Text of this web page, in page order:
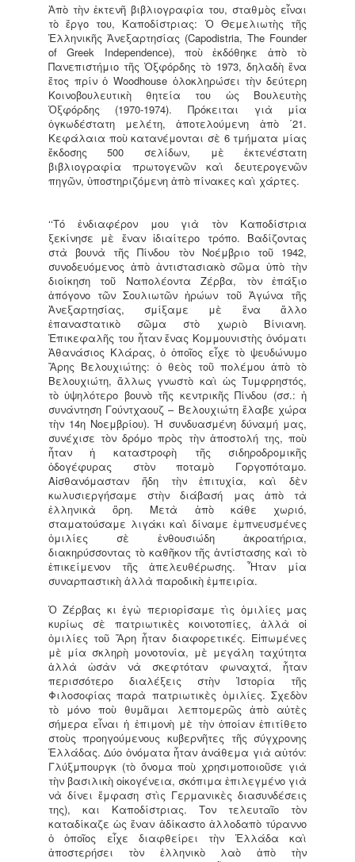
Ἀπὸ τὴν ἐκτενῆ βιβλιογραφία του, σταθμὸς εἶναι
τὸ ἔργο του, Καποδίστριας: Ὁ Θεμελιωτὴς τῆς
Ἑλληνικῆς Ἀνεξαρτησίας (Capodistria, The Founder
of Greek Independence), ποὺ ἐκδόθηκε ἀπὸ τὸ
Πανεπιστήμιο τῆς Ὀξφόρδης τὸ 1973, δηλαδὴ ἕνα
ἔτος πρίν ὁ Woodhouse ὁλοκληρώσει τὴν δεύτερη
Κοινοβουλευτικὴ θητεία του ὡς Βουλευτὴς
Ὀξφόρδης (1970-1974). Πρόκειται γιὰ μία
ὀγκωδέστατη μελέτη, ἀποτελούμενη ἀπὸ ΄21.
Κεφάλαια ποὺ κατανέμονται σὲ 6 τμήματα μίας
ἔκδοσης 500 σελίδων, μὲ ἐκτενέστατη
βιβλιογραφία πρωτογενῶν καὶ δευτερογενῶν
πηγῶν, ὑποστηριζόμενη ἀπὸ πίνακες καὶ χάρτες.
‘‘Tό ἐνδιαφέρον μου γιὰ τὸν Καποδίστρια
ξεκίνησε μὲ ἕναν ἰδιαίτερο τρόπο. Βαδίζοντας
στὰ βουνὰ τῆς Πίνδου τὸν Νοέμβριο τοῦ 1942,
συνοδευόμενος ἀπὸ ἀντιστασιακὸ σῶμα ὑπὸ τὴν
διοίκηση τοῦ Ναπολέοντα Ζέρβα, τὸν ἐπάξιο
ἀπόγονο τῶν Σουλιωτῶν ἡρώων τοῦ Ἀγώνα τῆς
Ἀνεξαρτησίας, σμίξαμε μὲ ἕνα ἄλλο
ἐπαναστατικὸ σῶμα στὸ χωριὸ Βίνιανη.
Ἐπικεφαλῆς του ἦταν ἕνας Κομμουνιστὴς ὀνόματι
Ἀθανάσιος Κλάρας, ὁ ὁποῖος εἶχε τὸ ψευδώνυμο
Ἄρης Βελουχιώτης: ὁ θεὸς τοῦ πολέμου ἀπὸ τὸ
Βελουχιώτη, ἄλλως γνωστὸ καὶ ὡς Τυμφρηστός,
τὸ ὑψηλότερο βουνὸ τῆς κεντρικῆς Πίνδου (σσ.: ἡ
συνάντηση Γούντχαουζ – Βελουχιώτη ἔλαβε χώρα
τὴν 14η Νοεμβρίου). Ἡ συνδυασμένη δύναμή μας,
συνέχισε τὸν δρόμο πρὸς τὴν ἀποστολή της, ποὺ
ἦταν ἡ καταστροφὴ τῆς σιδηροδρομικῆς
ὁδογέφυρας στὸν ποταμὸ Γοργοπόταμο.
Αἰσθανόμασταν ἤδη τὴν ἐπιτυχία, καὶ δὲν
κωλυσιεργήσαμε στὴν διάβασή μας ἀπὸ τὰ
ἑλληνικὰ ὅρη. Μετὰ ἀπὸ κάθε χωριό,
σταματούσαμε λιγάκι καὶ δίναμε ἐμπνευσμένες
ὁμιλίες σὲ ἐνθουσιώδη ἀκροατήρια,
διακηρύσσοντας τὸ καθῆκον τῆς ἀντίστασης καὶ τὸ
ἐπικείμενον τῆς ἀπελευθέρωσης. Ἦταν μία
συναρπαστικὴ ἀλλὰ παροδικὴ ἐμπειρία.
Ὁ Ζέρβας κι ἐγὼ περιορίσαμε τὶς ὁμιλίες μας
κυρίως σὲ πατριωτικὲς κοινοτοπίες, ἀλλὰ οἱ
ὁμιλίες τοῦ Ἄρη ἦταν διαφορετικές. Εἰπωμένες
μὲ μία σκληρὴ μονοτονία, μὲ μεγάλη ταχύτητα
ἀλλὰ ὡσὰν νὰ σκεφτόταν φωναχτά, ἦταν
περισσότερο διαλέξεις στὴν Ἱστορία τῆς
Φιλοσοφίας παρὰ πατριωτικὲς ὁμιλίες. Σχεδὸν
τὸ μόνο ποὺ θυμᾶμαι λεπτομερῶς ἀπὸ αὐτὲς
σήμερα εἶναι ἡ ἐπιμονὴ μὲ τὴν ὁποίαν ἐπιτίθετο
στοὺς προηγούμενους κυβερνῆτες τῆς σύγχρονης
Ἑλλάδας. Δύο ὀνόματα ἦταν ἀνάθεμα γιὰ αὐτόν:
Γλύξμπουργκ (τὸ ὄνομα ποὺ χρησιμοποιοῦσε γιὰ
τὴν βασιλικὴ οἰκογένεια, σκόπιμα ἐπιλεγμένο γιὰ
νὰ δίνει ἔμφαση στὶς Γερμανικὲς διασυνδέσεις
της), και Καποδίστριας. Τον τελευταῖο τὸν
καταδίκαζε ὡς ἕναν ἀδίκαστο ἀλλοδαπὸ τύραννο
ὁ ὁποῖος εἶχε διαφθείρει τὴν Ἑλλάδα καὶ
ἀποστερήσει τὸν ἑλληνικὸ λαὸ ἀπὸ τὴν